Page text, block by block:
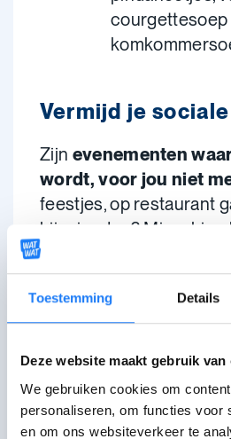
Toestemming Details
Deze website maakt gebruik van
We gebruiken cookies om
personaliseren, om functies voor
en om ons websiteverkeer te
courgettesoep
Vermijd je
Zijn evenementen
wordt, voor jou niet
feestjes, op restaurant
bij vrienden? Misschien
te vermijden?
Blijf daar niet alleen
spreek erover met een
moeilijkheden met eten.